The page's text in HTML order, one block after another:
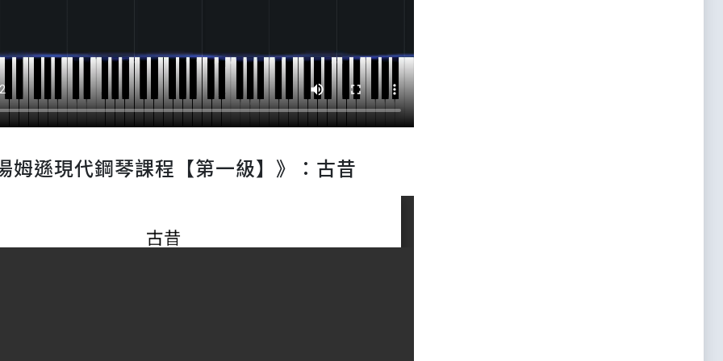
遜現代鋼琴課程【第一級】》：古昔